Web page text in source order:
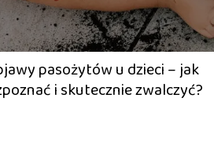
pasożytów u dzieci – jak
i skutecznie zwalczyć?